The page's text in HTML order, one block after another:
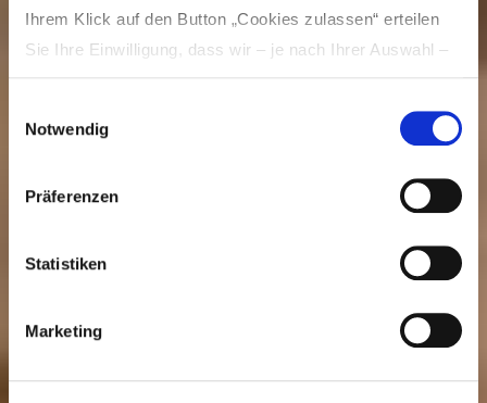
Ihrem Klick auf den Button „Cookies zulassen“ erteilen
Sie Ihre Einwilligung, dass wir – je nach Ihrer Auswahl –
soziale Medien anbieten und Ihre Zugriffe auf unsere
Website analysieren und dabei Cookies verwenden
zu Ihrer Verwendung unserer Website an unsere Partner
Cookie-Richtlinie näher beschrieben sind. Unsere Partner
Verantwortung mit weiteren Daten zusammen, die Sie
anderweitig bereitgestellt haben oder durch die Partner
gesammelt werden. Der Umfang Ihrer Einwilligung richtet
Notwendig
Präferenzen
Statistiken
Marketing